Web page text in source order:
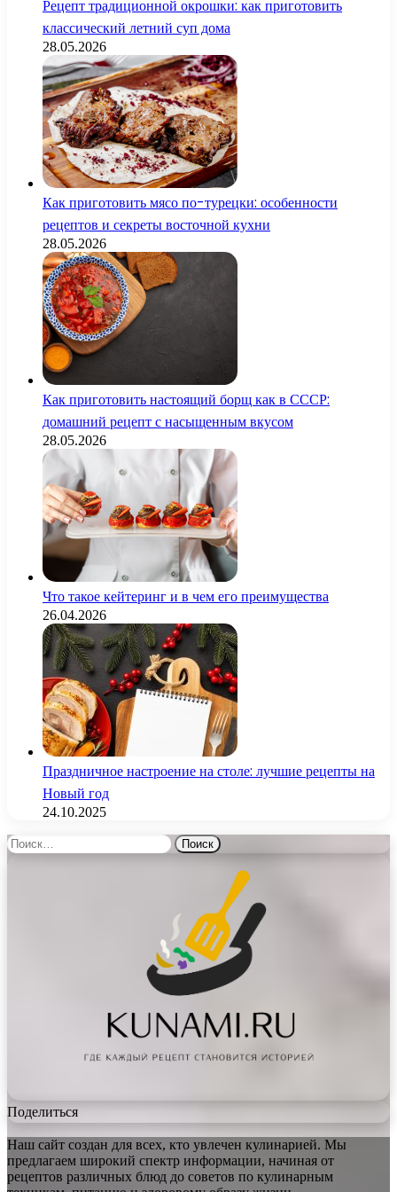
Рецепт традиционной окрошки: как приготовить
классический летний суп дома
28.05.2026
Как приготовить мясо по-турецки: особенности
рецептов и секреты восточной кухни
28.05.2026
Как приготовить настоящий борщ как в СССР:
домашний рецепт с насыщенным вкусом
28.05.2026
Что такое кейтеринг и в чем его преимущества
26.04.2026
Праздничное настроение на столе: лучшие рецепты на
Новый год
24.10.2025
Найти:
Поделиться
Наш сайт создан для всех, кто увлечен кулинарией. Мы
предлагаем широкий спектр информации, начиная от
рецептов различных блюд до советов по кулинарным